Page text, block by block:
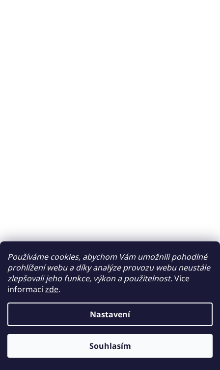
Používáme cookies, abychom Vám umožnili pohodlné
prohlížení webu a díky analýze provozu webu neustále
zlepšovali jeho funkce, výkon a použitelnost.Více
informacízde.
Nastavení
Souhlasím